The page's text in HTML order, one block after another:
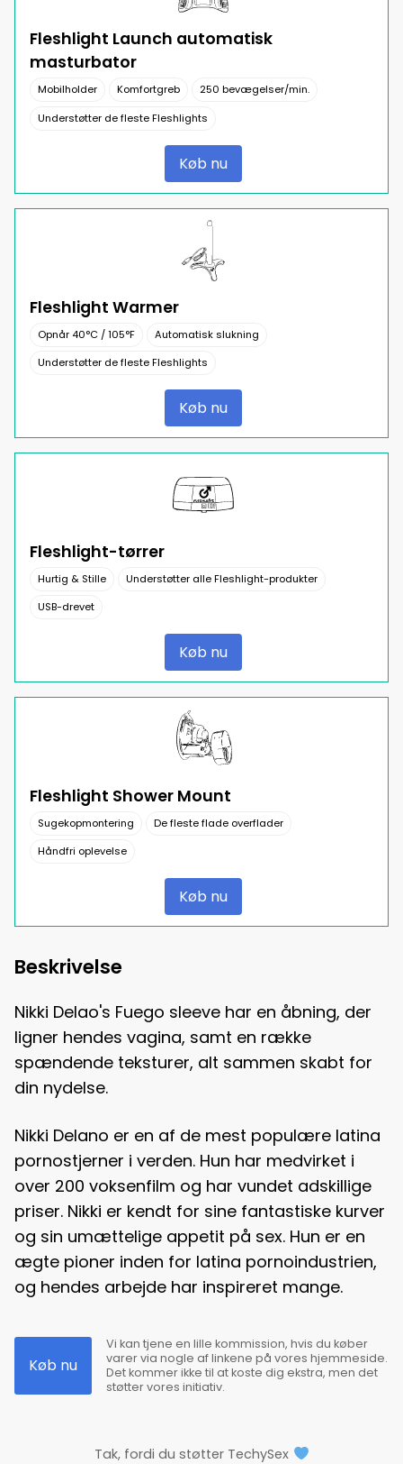
Fleshlight Launch automatisk
masturbator
Mobilholder Komfortgreb
250 bevægelser/min.
Understøtter de fleste Fleshlights
Køb nu
Fleshlight Warmer
Opnår 40°C / 105°F
Automatisk slukning
Understøtter de fleste Fleshlights
Køb nu
Fleshlight-tørrer
Hurtig & Stille
Understøtter alle Fleshlight-produkter
USB-drevet
Køb nu
Fleshlight Shower Mount
Sugekopmontering
De fleste flade overflader
Håndfri oplevelse
Køb nu
Beskrivelse
Nikki Delao's Fuego sleeve har en åbning, der
ligner hendes vagina, samt en række
spændende teksturer, alt sammen skabt for
din nydelse.
Nikki Delano er en af de mest populære latina
pornostjerner i verden. Hun har medvirket i
over 200 voksenfilm og har vundet adskillige
priser. Nikki er kendt for sine fantastiske kurver
og sin umættelige appetit på sex. Hun er en
ægte pioner inden for latina pornoindustrien,
og hendes arbejde har inspireret mange.
Køb nu
Vi kan tjene en lille kommission, hvis du køber
varer via nogle af linkene på vores hjemmeside.
Det kommer ikke til at koste dig ekstra, men det
støtter vores initiativ.
Tak, fordi du støtter TechySex